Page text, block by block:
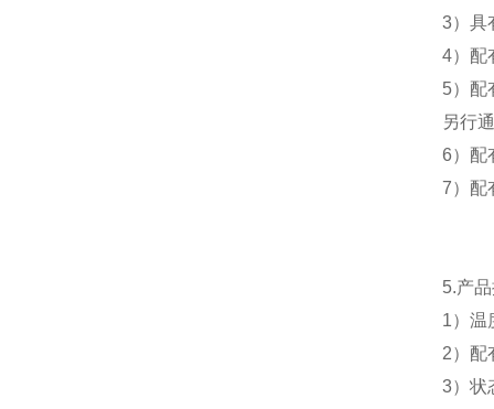
3）具
4）配
5）配
另行
6）配
7）配
5.产
1）温
2）配
3）状